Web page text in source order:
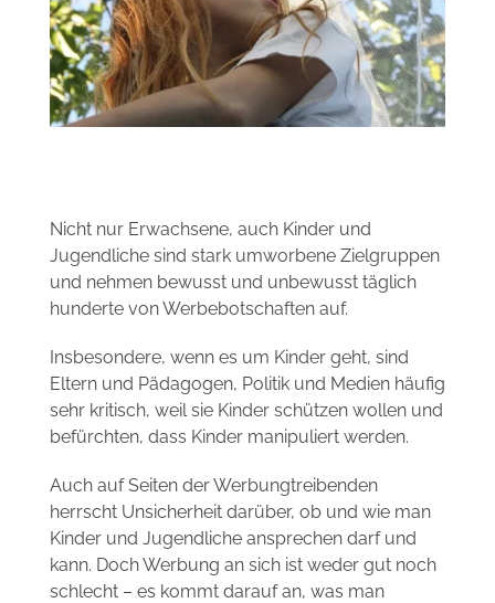
Nicht nur Erwachsene, auch Kinder und
Jugendliche sind stark umworbene Zielgruppen
und nehmen bewusst und unbewusst täglich
hunderte von Werbebotschaften auf.
Insbesondere, wenn es um Kinder geht, sind
Eltern und Pädagogen, Politik und Medien häufig
sehr kritisch, weil sie Kinder schützen wollen und
befürchten, dass Kinder manipuliert werden.
Auch auf Seiten der Werbungtreibenden
herrscht Unsicherheit darüber, ob und wie man
Kinder und Jugendliche ansprechen darf und
kann. Doch Werbung an sich ist weder gut noch
schlecht – es kommt darauf an, was man